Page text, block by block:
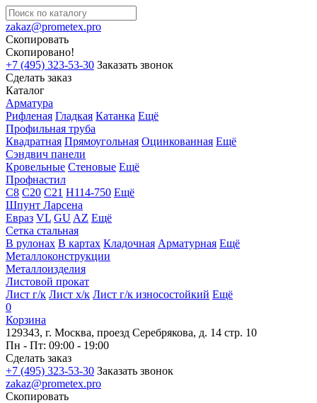
zakaz@prometex.pro
Скопировать
Скопировано!
+7 (495) 323-53-30 Заказать звонок
Сделать заказ
Каталог
Арматура
Рифленая Гладкая Катанка Ещё
Профильная труба
Квадратная Прямоугольная Оцинкованная Ещё
Сэндвич панели
Кровельные Стеновые Ещё
Профнастил
С8 С20 С21 Н114-750 Ещё
Шпунт Ларсена
Евраз VL GU AZ Ещё
Сетка стальная
В рулонах В картах Кладочная Арматурная Ещё
Металлоконструкции
Металлоизделия
Листовой прокат
Лист г/к Лист х/к Лист г/к износостойкий Ещё
0
Корзина
129343, г. Москва, проезд Серебрякова, д. 14 стр. 10
Пн - Пт: 09:00 - 19:00
Сделать заказ
+7 (495) 323-53-30 Заказать звонок
zakaz@prometex.pro
Скопировать